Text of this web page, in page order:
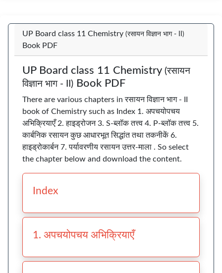
UP Board class 11 Chemistry (रसायन विज्ञान भाग - II)
Book PDF
UP Board class 11 Chemistry (रसायन
विज्ञान भाग - II) Book PDF
There are various chapters in रसायन विज्ञान भाग - II
book of Chemistry such as Index 1. अपचयोपचय
अभिक्रियाएँ 2. हाइड्रोजन 3. S-ब्लॉक तत्त्व 4. P-ब्लॉक तत्त्व 5.
कार्बनिक रसायन कुछ आधारभूत सिद्धांत तथा तकनीकें 6.
हाइड्रोकार्बन 7. पर्यावरणीय रसायन उत्तर-माला . So select
the chapter below and download the content.
Index
1. अपचयोपचय अभिक्रियाएँ